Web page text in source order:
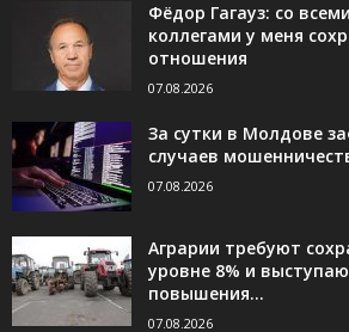
Фёдор Гагауз: со
коллегами у меня
отношения
07.08.2026
За сутки в Молдове
случаев
07.08.2026
Аграрии требуют
уровне 8% и
повышения...
07.08.2026